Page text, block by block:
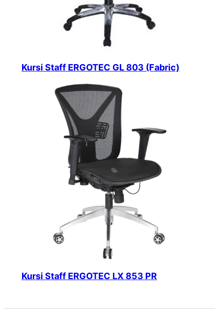
Kursi Staff ERGOTEC GL 803 (Fabric)
Kursi Staff ERGOTEC LX 853 PR